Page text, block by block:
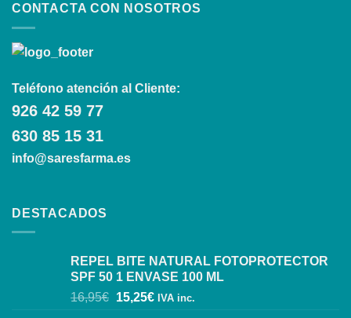
CONTACTA CON NOSOTROS
Teléfono atención al Cliente:
926 42 59 77
630 85 15 31
info@saresfarma.es
DESTACADOS
REPEL BITE NATURAL FOTOPROTECTOR
SPF 50 1 ENVASE 100 ML
16,95€ 15,25€ IVA inc.